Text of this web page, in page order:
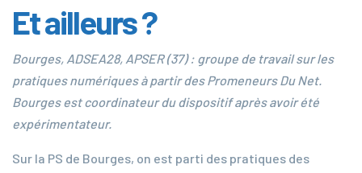
Et ailleurs ?
Bourges, ADSEA28, APSER (37) : groupe de travail sur les
pratiques numériques à partir des Promeneurs Du Net.
Bourges est coordinateur du dispositif après avoir été
expérimentateur.
Sur la PS de Bourges, on est parti des pratiques des